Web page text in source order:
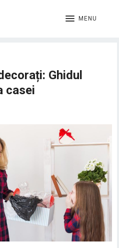
MENU
Ghidul
casei